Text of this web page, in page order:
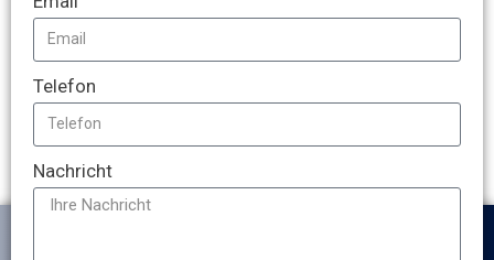
Telefon
Nachricht